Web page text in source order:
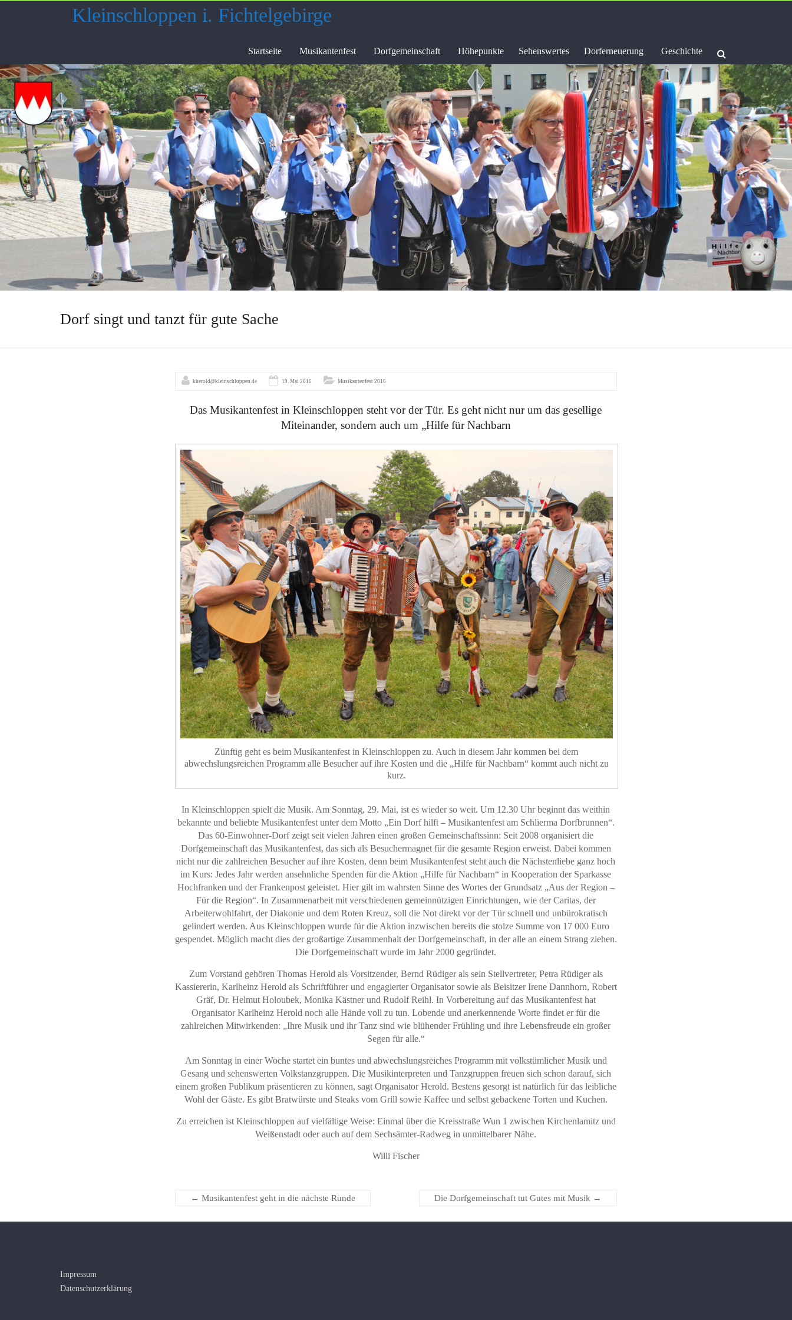
Kleinschloppen i. Fichtelgebirge
Startseite Musikantenfest Dorfgemeinschaft Höhepunkte Sehenswertes Dorferneuerung Geschichte
Dorf singt und tanzt für gute Sache
kherold@kleinschloppen.de 19. Mai 2016 Musikantenfest 2016
Das Musikantenfest in Kleinschloppen steht vor der Tür. Es geht nicht nur um das gesellige
Miteinander, sondern auch um „Hilfe für Nachbarn
Zünftig geht es beim Musikantenfest in Kleinschloppen zu. Auch in diesem Jahr kommen bei dem
abwechslungsreichen Programm alle Besucher auf ihre Kosten und die „Hilfe für Nachbarn“ kommt auch nicht zu
kurz.
In Kleinschloppen spielt die Musik. Am Sonntag, 29. Mai, ist es wieder so weit. Um 12.30 Uhr beginnt das weithin
bekannte und beliebte Musikantenfest unter dem Motto „Ein Dorf hilft – Musikantenfest am Schlierma Dorfbrunnen“.
Das 60-Einwohner-Dorf zeigt seit vielen Jahren einen großen Gemeinschaftssinn: Seit 2008 organisiert die
Dorfgemeinschaft das Musikantenfest, das sich als Besuchermagnet für die gesamte Region erweist. Dabei kommen
nicht nur die zahlreichen Besucher auf ihre Kosten, denn beim Musikantenfest steht auch die Nächstenliebe ganz hoch
im Kurs: Jedes Jahr werden ansehnliche Spenden für die Aktion „Hilfe für Nachbarn“ in Kooperation der Sparkasse
Hochfranken und der Frankenpost geleistet. Hier gilt im wahrsten Sinne des Wortes der Grundsatz „Aus der Region –
Für die Region“. In Zusammenarbeit mit verschiedenen gemeinnützigen Einrichtungen, wie der Caritas, der
Arbeiterwohlfahrt, der Diakonie und dem Roten Kreuz, soll die Not direkt vor der Tür schnell und unbürokratisch
gelindert werden. Aus Kleinschloppen wurde für die Aktion inzwischen bereits die stolze Summe von 17 000 Euro
gespendet. Möglich macht dies der großartige Zusammenhalt der Dorfgemeinschaft, in der alle an einem Strang ziehen.
Die Dorfgemeinschaft wurde im Jahr 2000 gegründet.
Zum Vorstand gehören Thomas Herold als Vorsitzender, Bernd Rüdiger als sein Stellvertreter, Petra Rüdiger als
Kassiererin, Karlheinz Herold als Schriftführer und engagierter Organisator sowie als Beisitzer Irene Dannhorn, Robert
Gräf, Dr. Helmut Holoubek, Monika Kästner und Rudolf Reihl. In Vorbereitung auf das Musikantenfest hat
Organisator Karlheinz Herold noch alle Hände voll zu tun. Lobende und anerkennende Worte findet er für die
zahlreichen Mitwirkenden: „Ihre Musik und ihr Tanz sind wie blühender Frühling und ihre Lebensfreude ein großer
Segen für alle.“
Am Sonntag in einer Woche startet ein buntes und abwechslungsreiches Programm mit volkstümlicher Musik und
Gesang und sehenswerten Volkstanzgruppen. Die Musikinterpreten und Tanzgruppen freuen sich schon darauf, sich
einem großen Publikum präsentieren zu können, sagt Organisator Herold. Bestens gesorgt ist natürlich für das leibliche
Wohl der Gäste. Es gibt Bratwürste und Steaks vom Grill sowie Kaffee und selbst gebackene Torten und Kuchen.
Zu erreichen ist Kleinschloppen auf vielfältige Weise: Einmal über die Kreisstraße Wun 1 zwischen Kirchenlamitz und
Weißenstadt oder auch auf dem Sechsämter-Radweg in unmittelbarer Nähe.
Willi Fischer
← Musikantenfest geht in die nächste Runde Die Dorfgemeinschaft tut Gutes mit Musik →
Impressum
Datenschutzerklärung